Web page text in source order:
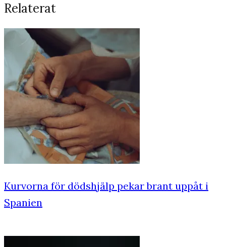
Relaterat
Kurvorna för dödshjälp pekar brant uppåt i
Spanien